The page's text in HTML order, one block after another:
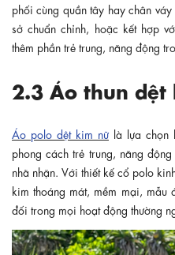
phối cùng quần tây hay chân
sở chuẩn chỉnh, hoặc kết hợp
thêm phần trẻ trung, năng động
2.3 Áo thun dệt
Áo polo dệt kim nữ là lựa chọn
phong cách trẻ trung, năng
nhã nhặn. Với thiết kế cổ polo
kim thoáng mát, mềm mại, mẫu
đối trong mọi hoạt động thường